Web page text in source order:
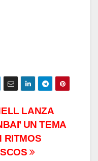
LANZA
UN TEMA
RITMOS